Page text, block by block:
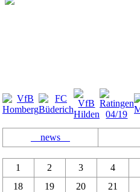
news
1 2 3 4
18
19 20 21